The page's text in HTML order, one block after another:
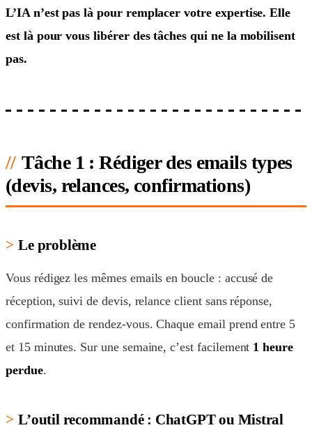
L’IA n’est pas là pour remplacer votre expertise. Elle
est là pour vous libérer des tâches qui ne la mobilisent
pas.
Tâche 1 : Rédiger des emails types
(devis, relances, confirmations)
Le problème
Vous rédigez les mêmes emails en boucle : accusé de
réception, suivi de devis, relance client sans réponse,
confirmation de rendez-vous. Chaque email prend entre 5
et 15 minutes. Sur une semaine, c’est facilement 1 heure
perdue.
L’outil recommandé : ChatGPT ou Mistral